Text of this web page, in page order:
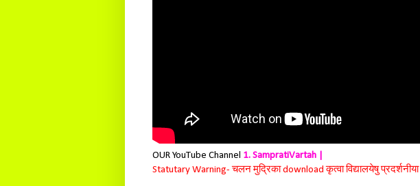
OUR YouTube Channel 1. SampratiVartah |
Statutary Warning- चलन मुद्रिका download कृत्वा विद्यालयेषु प्रदर्शनीया